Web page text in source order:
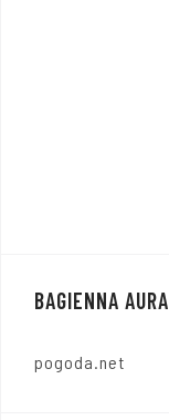
BAGIENNA AURA
pogoda.net